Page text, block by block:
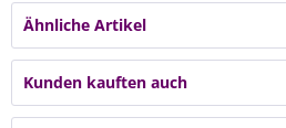
Ähnliche Artikel
Kunden kauften auch